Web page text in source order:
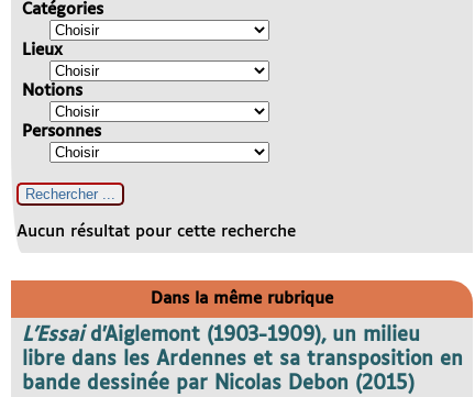
Catégories
Lieux
Notions
Personnes
Aucun résultat pour cette recherche
Dans la même rubrique
L’Essaid’Aiglemont (1903-1909), un milieu
libre dans les Ardennes et sa transposition en
bande dessinée par Nicolas Debon (2015)